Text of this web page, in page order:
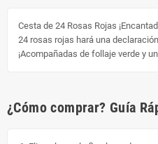
Cesta de 24 Rosas Rojas
24 rosas rojas hará una
¡Acompañadas de follaje verde y
¿Cómo comprar? Guía